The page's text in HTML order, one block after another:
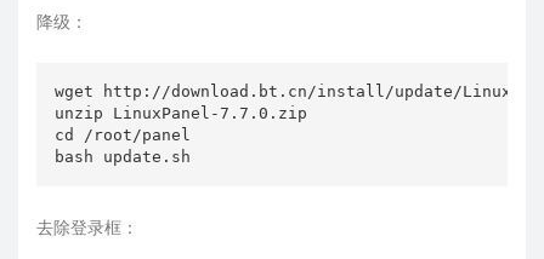
降级：
wget http://download.bt.cn/install/update/
unzip LinuxPanel-7.7.0.zip
cd /root/panel
去除登录框：